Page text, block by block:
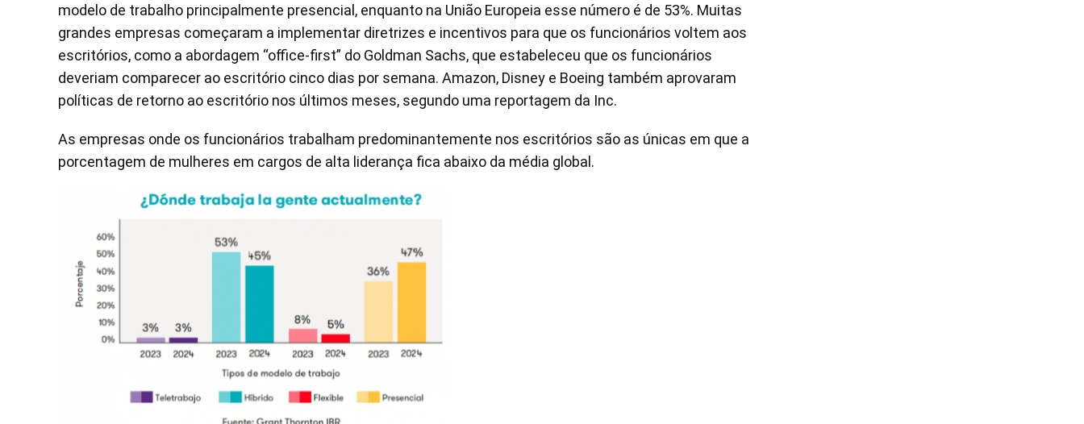
modelo de trabalho principalmente presencial, enquanto na União Europeia esse número é de 53%. Muitas
grandes empresas começaram a implementar diretrizes e incentivos para que os funcionários voltem aos
escritórios, como a abordagem “office-first” do Goldman Sachs, que estabeleceu que os funcionários
deveriam comparecer ao escritório cinco dias por semana. Amazon, Disney e Boeing também aprovaram
políticas de retorno ao escritório nos últimos meses, segundo uma reportagem da Inc.
As empresas onde os funcionários trabalham predominantemente nos escritórios são as únicas em que a
porcentagem de mulheres em cargos de alta liderança fica abaixo da média global.